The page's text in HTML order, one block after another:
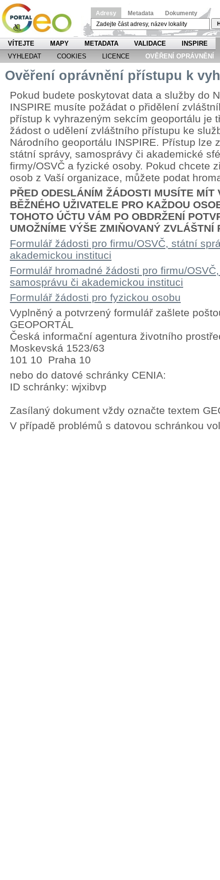
Adresy Metadata Dokumenty
VÍTEJTE MAPY METADATA VALIDACE
INSPIRE
VYHLEDAT
COOKIES LICENCE OVĚŘENÍ OPRÁVNĚNÍ
Ověření oprávnění přístupu k
Pokud budete poskytovat data a služby do
INSPIRE musíte požádat o přidělení
přístup k vyhrazeným sekcím geoportálu je
žádost o udělení zvláštního přístupu ke
Národního geoportálu INSPIRE. Přístup lze
státní správy, samosprávy či akademické
firmy/OSVČ a fyzické osoby. Pokud chcete
osob z Vaší organizace, můžete podat
PŘED ODESLÁNÍM ŽÁDOSTI MUSÍTE MÍT
BĚŽNÉHO UŽIVATELE PRO KAŽDOU
TOHOTO ÚČTU VÁM PO OBDRŽENÍ
UMOŽNÍME VÝŠE ZMIŇOVANÝ ZVLÁŠTNÍ
Formulář žádosti pro firmu/OSVČ, státní
akademickou instituci
Formulář hromadné žádosti pro firmu/
samosprávu či akademickou instituci
Formulář žádosti pro fyzickou osobu
Vyplněný a potvrzený formulář zašlete
GEOPORTÁL
Česká informační agentura životního
Moskevská 1523/63
101 10 Praha 10
nebo do datové schránky CENIA:
ID schránky: wjxibvp
Zasílaný dokument vždy označte textem
V případě problémů s datovou schránkou